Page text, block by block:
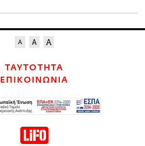
ΤΑΥΤΟΤΗΤΑ
ΕΠΙΚΟΙΝΩΝΙΑ